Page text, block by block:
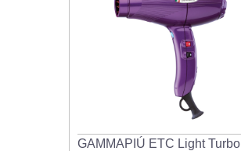
GAMMAPIÚ ETC Light Turbo